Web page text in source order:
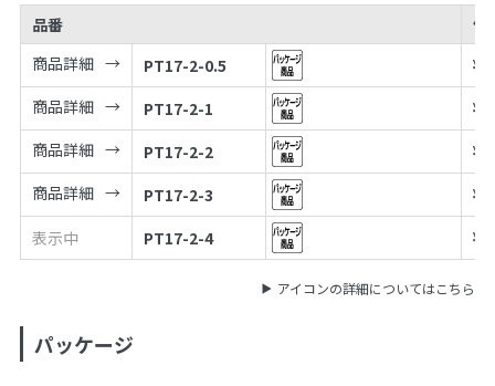
品番
価
商品詳細
PT17-2-0.5 ¥
商品詳細
PT17-2-1 ¥
商品詳細
PT17-2-2 ¥
商品詳細
PT17-2-3 ¥
表示中
PT17-2-4 ¥
アイコンの詳細についてはこちら
パッケージ